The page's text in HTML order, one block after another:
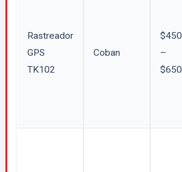
Rastreador
GPS
TK102
Coban
$450
–
$650